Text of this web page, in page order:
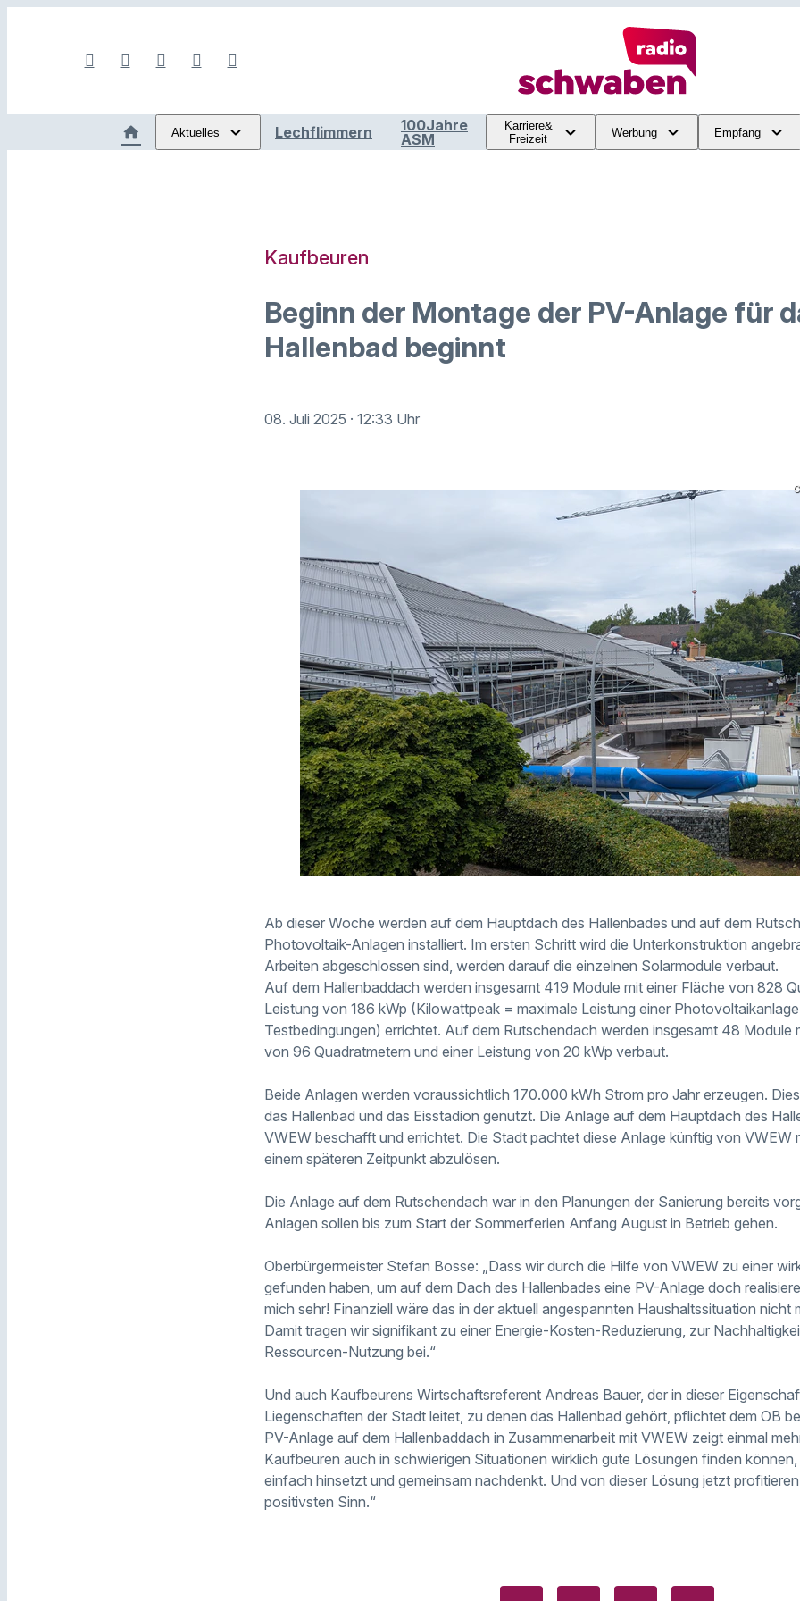
Aktuelles Lechflimmern
100Jahre
ASM
Karriere&
Freizeit
Werbung Empfang
Kaufbeuren
Beginn der Montage der PV-Anlage für
Hallenbad beginnt
08. Juli 2025 · 12:33 Uhr
Ab dieser Woche werden auf dem Hauptdach des Hallenbades und auf dem
Photovoltaik-Anlagen installiert. Im ersten Schritt wird die Unterkonstruktion
Arbeiten abgeschlossen sind, werden darauf die einzelnen Solarmodule verbaut.
Auf dem Hallenbaddach werden insgesamt 419 Module mit einer Fläche von 828
Leistung von 186 kWp (Kilowattpeak = maximale Leistung einer
Testbedingungen) errichtet. Auf dem Rutschendach werden insgesamt 48 Module
von 96 Quadratmetern und einer Leistung von 20 kWp verbaut.
Beide Anlagen werden voraussichtlich 170.000 kWh Strom pro Jahr erzeugen.
das Hallenbad und das Eisstadion genutzt. Die Anlage auf dem Hauptdach des
VWEW beschafft und errichtet. Die Stadt pachtet diese Anlage künftig von VWEW
einem späteren Zeitpunkt abzulösen.
Die Anlage auf dem Rutschendach war in den Planungen der Sanierung bereits
Anlagen sollen bis zum Start der Sommerferien Anfang August in Betrieb gehen.
Oberbürgermeister Stefan Bosse: „Dass wir durch die Hilfe von VWEW zu einer
gefunden haben, um auf dem Dach des Hallenbades eine PV-Anlage doch
mich sehr! Finanziell wäre das in der aktuell angespannten Haushaltssituation nicht
Damit tragen wir signifikant zu einer Energie-Kosten-Reduzierung, zur
Ressourcen-Nutzung bei.“
Und auch Kaufbeurens Wirtschaftsreferent Andreas Bauer, der in dieser
Liegenschaften der Stadt leitet, zu denen das Hallenbad gehört, pflichtet dem OB
PV-Anlage auf dem Hallenbaddach in Zusammenarbeit mit VWEW zeigt einmal
Kaufbeuren auch in schwierigen Situationen wirklich gute Lösungen finden können,
einfach hinsetzt und gemeinsam nachdenkt. Und von dieser Lösung jetzt
positivsten Sinn.“